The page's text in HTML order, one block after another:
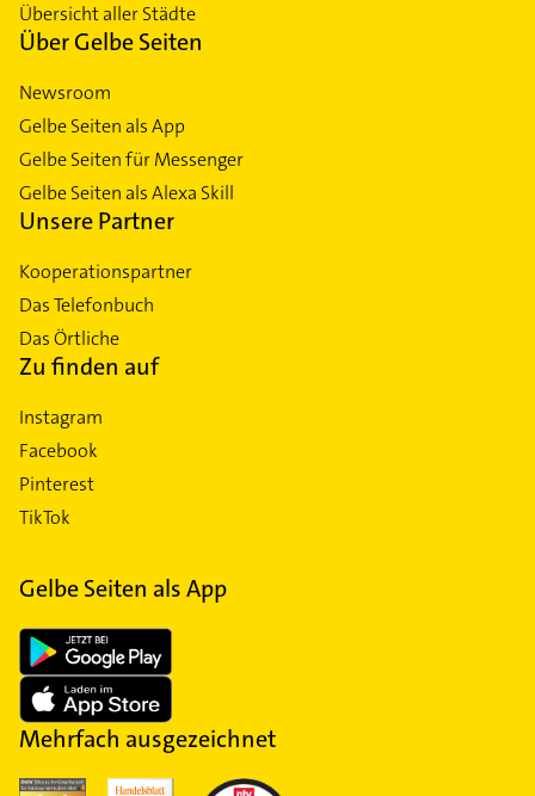
Übersicht aller Städte
Über Gelbe Seiten
Newsroom
Gelbe Seiten als App
Gelbe Seiten für Messenger
Gelbe Seiten als Alexa Skill
Unsere Partner
Kooperationspartner
Das Telefonbuch
Das Örtliche
Zu finden auf
Instagram
Facebook
Pinterest
TikTok
Gelbe Seiten als App
Mehrfach ausgezeichnet